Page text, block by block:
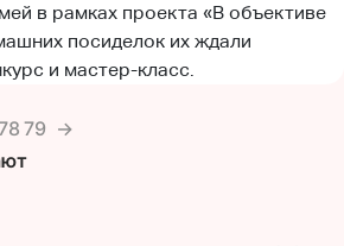
в рамках проекта «В объективе
посиделок их ждали
и мастер-класс.
79 →